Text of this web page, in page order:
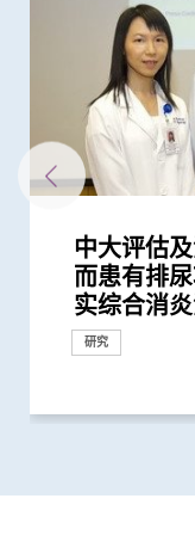
中大评估
而患有排
实综合消
研究
中大完成
人手术临
往难达位
外科创新技术
中大进行
统计 发现
临床服务
中大张源
获国际泌
Lattimer
奖项及荣誉
中大医学
统一食道
具「
研究
中大研发
配方治疗
延长一倍
研究
中大率先
定位治疗
创伤和后
外科创新技术
怀未足月
况极罕见
功为孕妇
临床服务
中大获研
研究资助
研究
中大利用
球首个机
块切除术
外科创新技术
中大医学
生物库 实
研究
中大研究
除术」较
癌复发机会
研究
中大医学
染新冠病
险可高达
研究
中大医学
查 腺瘤检
辅助早期
外科创新技术
中大医学
恶性胃出
更短
研究
中大研究
平 对减低
要
研究
中大完成
微波消融
外科创新技术
中大领导
「机械人
尿路重建
研究
中大医学
新冠患者
风险
国际合作
中大及浸
前列腺癌
研究
中大发现
成效的指
者术后出
研究
中大医学
主因 联同
肿瘤整块
研究
中大医学
科服务因
研究
中大成功
消融术」
外科创新技术
中大与世
械人研究
未来发展
国际合作
中大利用
航支气管
取微细病
外科创新技术
中大研究
长肝癌患
研究
中大全球
群组
研究
中大医学
前列腺肥
常排尿
临床服务
中大率先
确定脑部
痫症手术
外科创新技术
中大医学
治胃酸倒流
外科创新技术
中大成立
腺癌的早
临床服务
大肠癌将
大肠胶囊
外科创新技术
中大证实
脉畸形
临床服务
中大促请
护措施 以
研究
中大青少
捐款
中大发现
素息息相关
研究
「医工合
众教育活
管理的丰
健康推广计划
中大率先
性肌张力
外科创新技术